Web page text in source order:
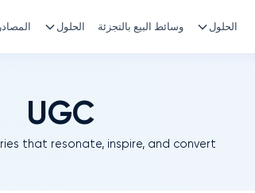
الحلول وسائط البيع بالتجزئة الحلول المصادر
UGC
that resonate, inspire, and convert.